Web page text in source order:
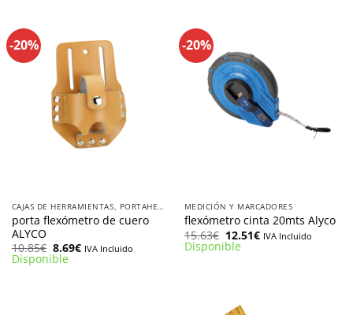
-20%
CAJAS DE HERRAMIENTAS, PORTAHERRAMIENTAS Y CINTAS AMARRE
porta flexómetro de cuero
ALYCO
10.85€ El
precio
original
8.69€El
precio
IVA Incluido
Disponible
-20%
MEDICIÓN Y MARCADORES
flexómetro cinta 20mts Alyco
15.63€ El
precio
original
12.51€El
precio
IVA Incluido
Disponible